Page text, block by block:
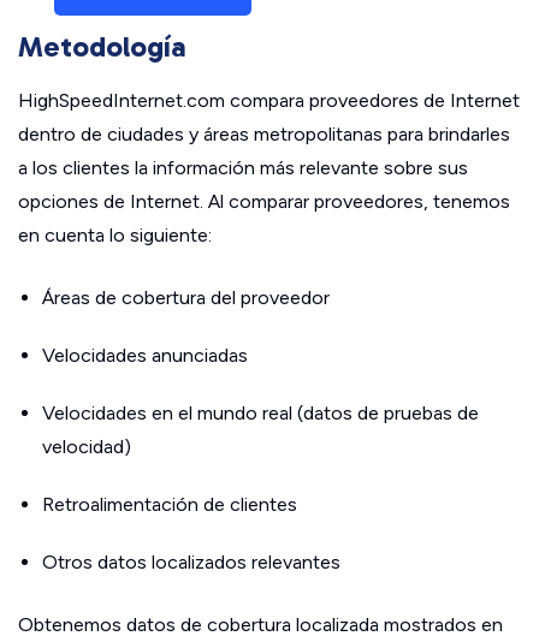
Metodología
HighSpeedInternet.com compara proveedores de Internet
dentro de ciudades y áreas metropolitanas para brindarles
a los clientes la información más relevante sobre sus
opciones de Internet. Al comparar proveedores, tenemos
en cuenta lo siguiente:
Áreas de cobertura del proveedor
Velocidades anunciadas
Velocidades en el mundo real (datos de pruebas de
velocidad)
Retroalimentación de clientes
Otros datos localizados relevantes
Obtenemos datos de cobertura localizada mostrados en